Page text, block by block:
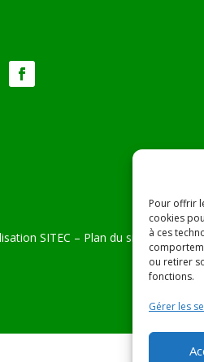
Pour offrir
cookies
à ces
ou retirer
fonctions.
Gérer les
SITEC – Plan du site –